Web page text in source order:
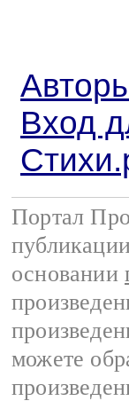
Вход
Портал
основании
можете